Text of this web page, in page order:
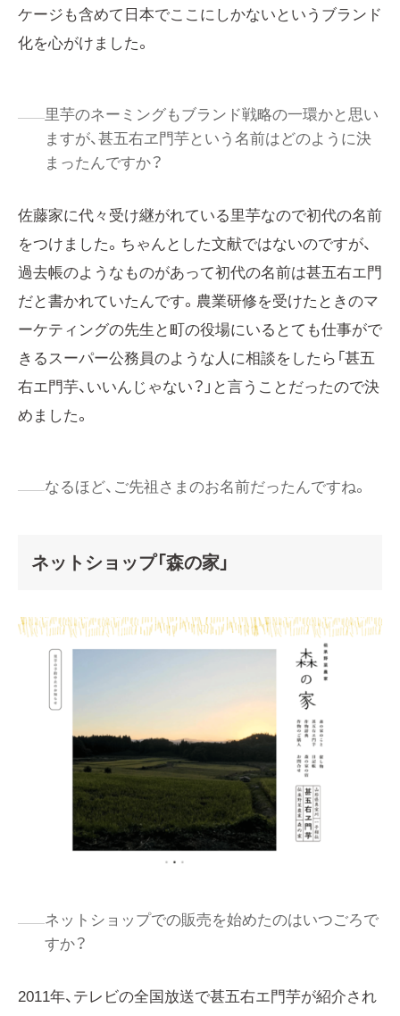
ケージも含めて日本でここにしかないというブランド
化を心がけました。
里芋のネーミングもブランド戦略の一環かと思い
ますが、甚五右ヱ門芋という名前はどのように決
まったんですか？
佐藤家に代々受け継がれている里芋なので初代の名前
をつけました。ちゃんとした文献ではないのですが、
過去帳のようなものがあって初代の名前は甚五右エ門
だと書かれていたんです。農業研修を受けたときのマ
ーケティングの先生と町の役場にいるとても仕事がで
きるスーパー公務員のような人に相談をしたら「甚五
右エ門芋、いいんじゃない？」と言うことだったので決
めました。
なるほど、ご先祖さまのお名前だったんですね。
ネットショップ「森の家」
ネットショップでの販売を始めたのはいつごろで
すか？
2011年、テレビの全国放送で甚五右エ門芋が紹介され